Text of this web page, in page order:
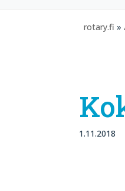
rotary.fi »
1.11.2018